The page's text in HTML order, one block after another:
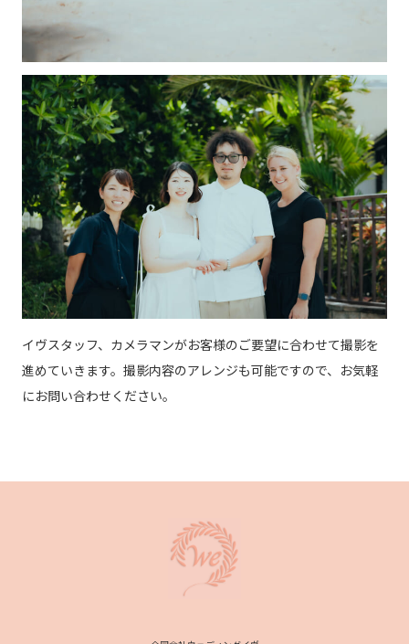
イヴスタッフ、カメラマンがお客様のご要望に合わせて撮影を
進めていきます。撮影内容のアレンジも可能ですので、お気軽
にお問い合わせください。